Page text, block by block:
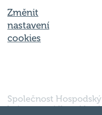
Změnit
nastavení
cookies
Společnost Hospodský
kvíz s.r.o., sídlem Nové